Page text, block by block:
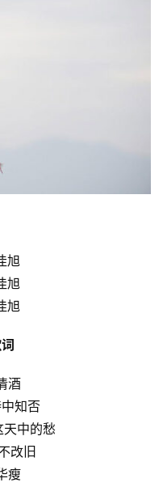
旭
旭
旭
酒
知否
中的愁
改旧
瘦